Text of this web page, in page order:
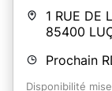
1 RUE DE
85400
Prochain
Disponibilité